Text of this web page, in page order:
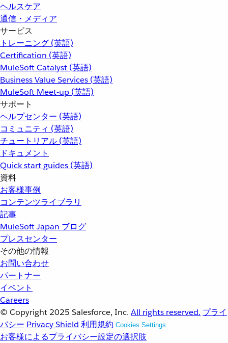
ヘルスケア
通信・メディア
サービス
トレーニング (英語)
Certification (英語)
MuleSoft Catalyst (英語)
Business Value Services (英語)
MuleSoft Meet-up (英語)
サポート
ヘルプセンター (英語)
コミュニティ (英語)
チュートリアル (英語)
ドキュメント
Quick start guides (英語)
資料
お客様事例
コンテンツライブラリ
記事
MuleSoft Japan ブログ
プレスセンター
その他の情報
お問い合わせ
パートナー
イベント
Careers
© Copyright 2025 Salesforce, Inc. All rights reserved. プライ
バシー Privacy Shield 利用規約 Cookies Settings
お客様によるプライバシー設定の選択肢